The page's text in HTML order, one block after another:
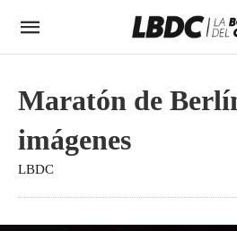
Maratón de
imágenes
LBDC